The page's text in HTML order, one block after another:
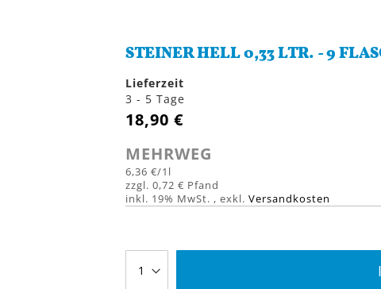
STEINER HELL 0,33 LTR. - 9
Lieferzeit
3 - 5 Tage
18,90 €
MEHRWEG
6,36 €/1l
0,72 €
inkl. 19% MwSt. ,exkl.Versandkosten